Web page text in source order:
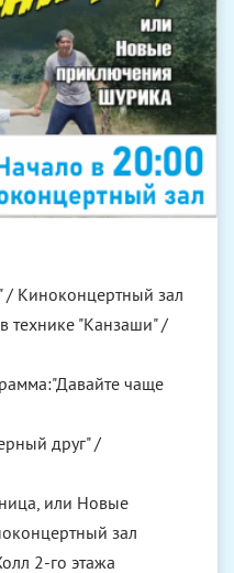
Киноконцертный зал
технике "Канзаши" /
чаще
друг" /
или Новые
зал
2-го этажа